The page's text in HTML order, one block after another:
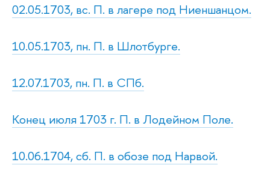
02.05.1703, вс. П. в лагере под Ниеншанцом.
10.05.1703, пн. П. в Шлотбурге.
12.07.1703, пн. П. в СПб.
Конец июля 1703 г. П. в Лодейном Поле.
10.06.1704, сб. П. в обозе под Нарвой.